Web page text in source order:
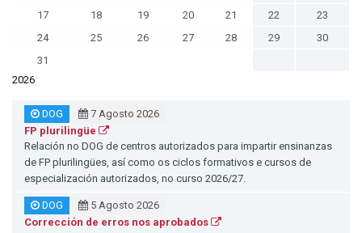
17
18 19 20 21 22
23
24
25 26 27 28 29
30
31
2026
DOG
7 Agosto 2026
FP plurilingüe
Relación no DOG de centros autorizados para impartir ensinanzas
de FP plurilingües, así como os ciclos formativos e cursos de
especialización autorizados, no curso 2026/27.
DOG
5 Agosto 2026
Corrección de erros nos aprobados